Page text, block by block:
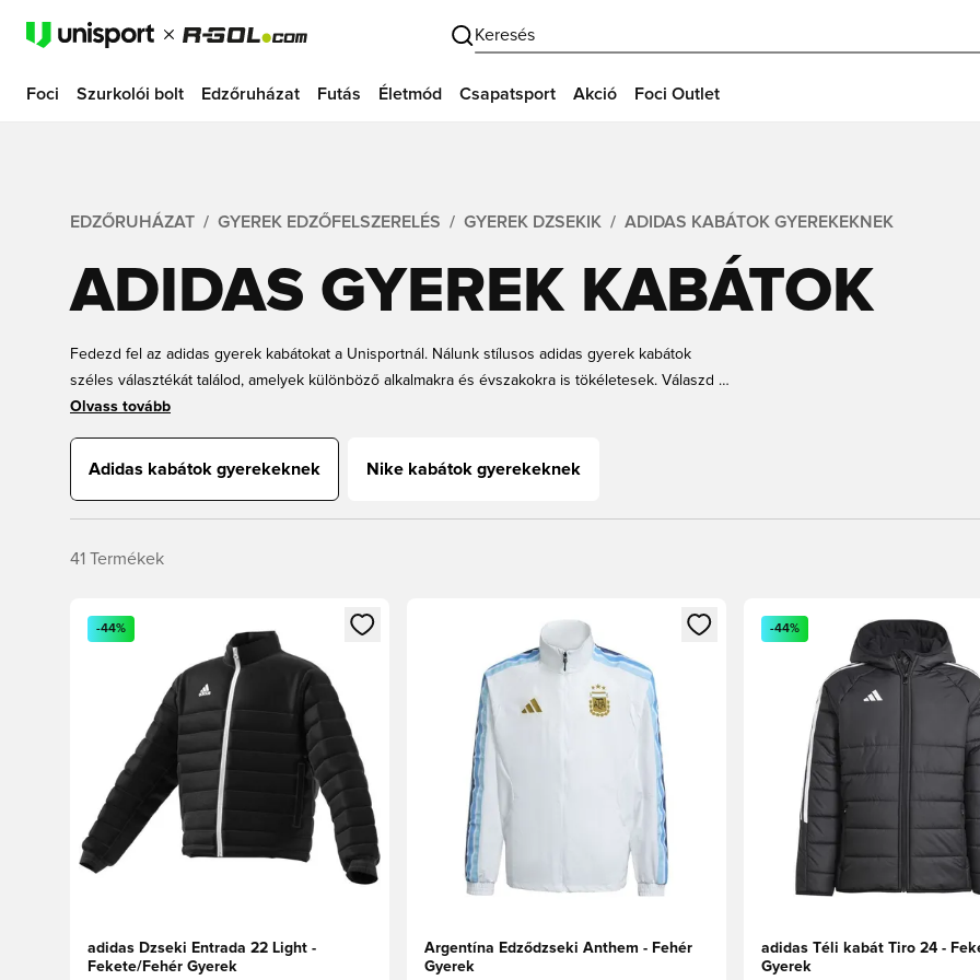
Keresés
Foci Szurkolói bolt Edzőruházat Futás Életmód Csapatsport Akció Foci Outlet
EDZŐRUHÁZAT GYEREK EDZŐFELSZERELÉS GYEREK DZSEKIK ADIDAS KABÁTOK GYEREKEKNEK
ADIDAS GYEREK KABÁTOK
Fedezd fel az adidas gyerek kabátokat a Unisportnál. Nálunk stílusos adidas gyerek kabátok
széles választékát találod, amelyek különböző alkalmakra és évszakokra is tökéletesek. Válaszd ki
a neked tetsző dizájnt és színkombinációt, és rendeld meg a következő adidas kabátodat gyors
Olvass tovább
Adidas kabátok gyerekeknek Nike kabátok gyerekeknek
41 Termékek
Megnyit egy modált a bejelentkezéshez vagy a tagként való regisztrációhoz
-44%
adidas Dzseki Entrada 22 Light -
Fekete/Fehér Gyerek
Megnyit egy modált a bejelentkezéshez vagy a tagként való
Argentína Edződzseki Anthem - Fehér
Gyerek
Megnyit egy modált a
-44%
adidas Téli kabát Tiro 24 -
Gyerek